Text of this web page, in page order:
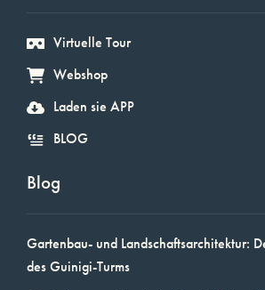
Virtuelle Tour
Webshop
Laden sie APP
BLOG
Blog
Gartenbau- und Landschaftsarchitektur:
des Guinigi-Turms